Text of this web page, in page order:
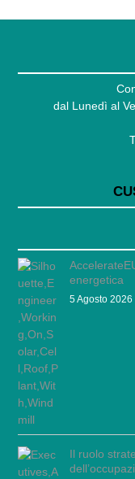
dal Lunedì al
energetica
5 Agosto 2026
Il ruolo